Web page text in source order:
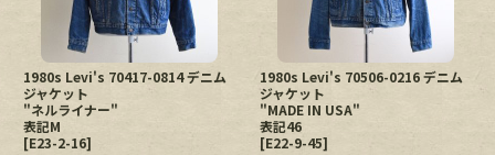
1980s Levi's 70417-0814 デニム
ジャケット
"ネルライナー"
表記M
[E23-2-16]
1980s Levi's 70506-0216 デニム
ジャケット
"MADE IN USA"
表記46
[E22-9-45]